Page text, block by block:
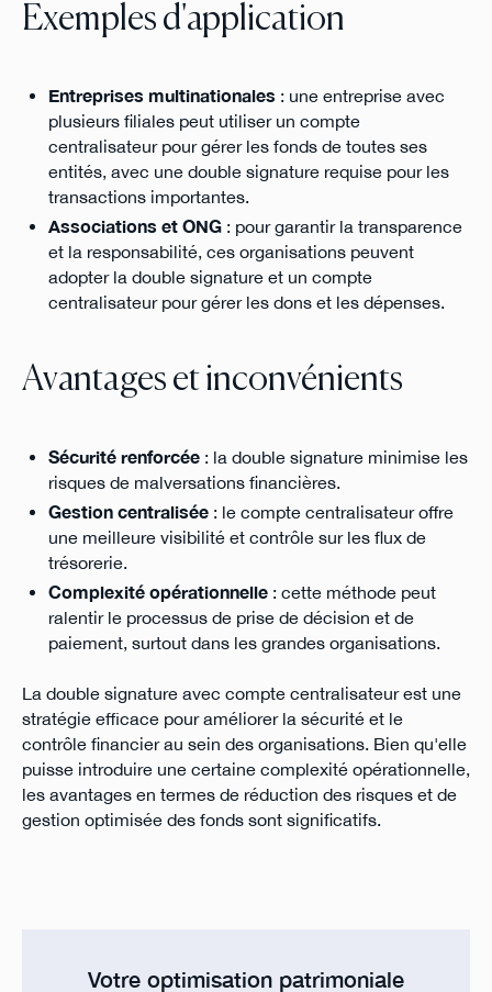
Exemples d'application
Entreprises multinationales : une entreprise avec
plusieurs filiales peut utiliser un compte
centralisateur pour gérer les fonds de toutes ses
entités, avec une double signature requise pour les
transactions importantes.
Associations et ONG: pour garantir la transparence
et la responsabilité, ces organisations peuvent
adopter la double signature et un compte
centralisateur pour gérer les dons et les dépenses.
Avantages et inconvénients
Sécurité renforcée: la double signature minimise les
risques de malversations financières.
Gestion centralisée: le compte centralisateur offre
une meilleure visibilité et contrôle sur les flux de
trésorerie.
Complexité opérationnelle: cette méthode peut
ralentir le processus de prise de décision et de
paiement, surtout dans les grandes organisations.
La double signature avec compte centralisateur est une
stratégie efficace pour améliorer la sécurité et le
contrôle financier au sein des organisations. Bien qu'elle
puisse introduire une certaine complexité opérationnelle,
les avantages en termes de réduction des risques et de
gestion optimisée des fonds sont significatifs.
Votre optimisation patrimoniale